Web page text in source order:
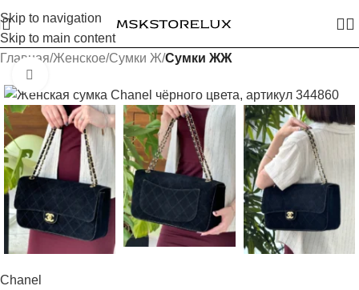
Skip to navigation
Skip to main content
Главная Женское Сумки Ж Сумки ЖЖ
Chanel